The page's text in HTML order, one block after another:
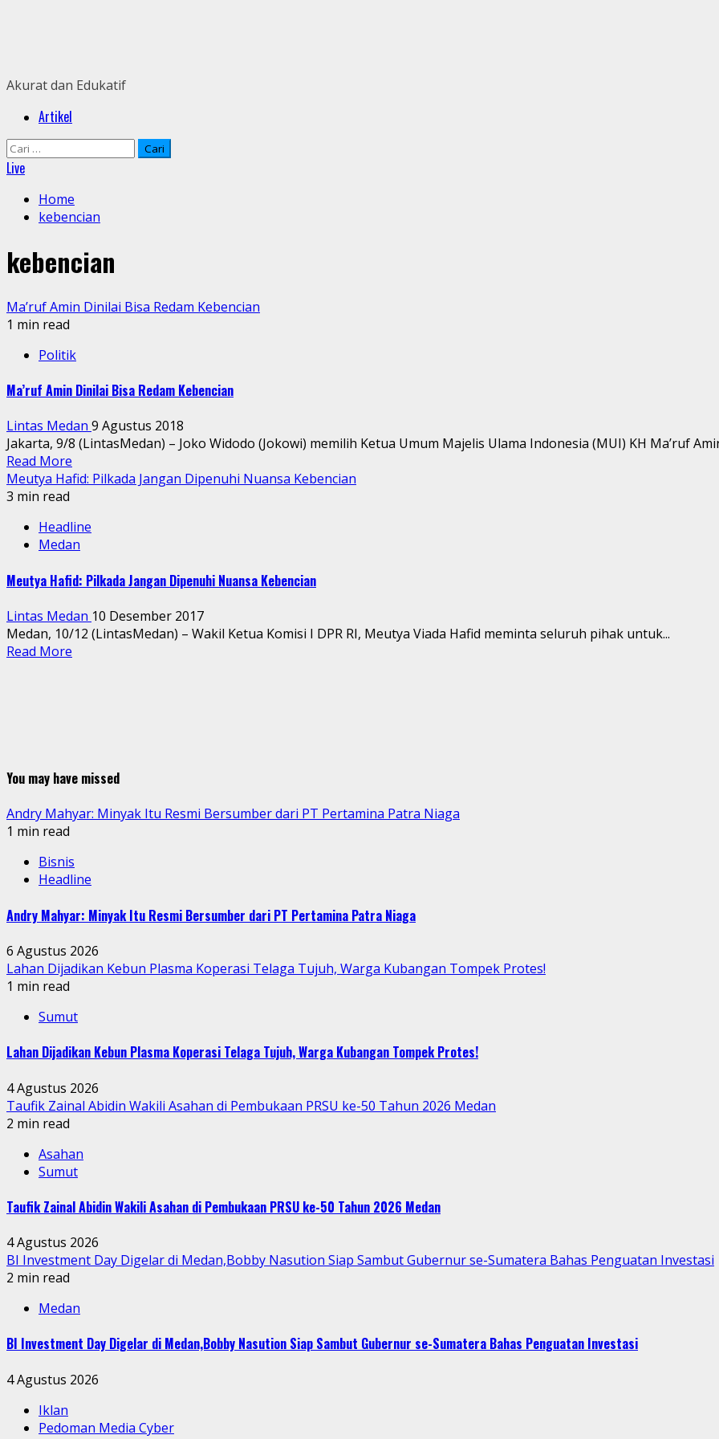
Akurat dan Edukatif
PrimaryArtikel
Cari
untuk:
Live
Home
kebencian
kebencian
Ma’ruf Amin Dinilai Bisa Redam Kebencian
1 min read
Politik
Ma’ruf Amin Dinilai Bisa Redam Kebencian
Lintas Medan 9 Agustus 2018
Jakarta, 9/8 (LintasMedan) – Joko Widodo (Jokowi) memilih Ketua Umum Majelis Ulama Indonesia (MUI) KH Ma’ruf
Read More
Meutya Hafid: Pilkada Jangan Dipenuhi Nuansa Kebencian
3 min read
Headline
Medan
Meutya Hafid: Pilkada Jangan Dipenuhi Nuansa Kebencian
Lintas Medan 10 Desember 2017
Medan, 10/12 (LintasMedan) – Wakil Ketua Komisi I DPR RI, Meutya Viada Hafid meminta seluruh pihak untuk...
Read More
You may have missed
Andry Mahyar: Minyak Itu Resmi Bersumber dari PT Pertamina Patra Niaga
1 min read
Bisnis
Headline
Andry Mahyar: Minyak Itu Resmi Bersumber dari PT Pertamina Patra Niaga
6 Agustus 2026
Lahan Dijadikan Kebun Plasma Koperasi Telaga Tujuh, Warga Kubangan Tompek Protes!
1 min read
Sumut
Lahan Dijadikan Kebun Plasma Koperasi Telaga Tujuh, Warga Kubangan Tompek Protes!
4 Agustus 2026
Taufik Zainal Abidin Wakili Asahan di Pembukaan PRSU ke-50 Tahun 2026 Medan
2 min read
Asahan
Sumut
Taufik Zainal Abidin Wakili Asahan di Pembukaan PRSU ke-50 Tahun 2026 Medan
4 Agustus 2026
BI Investment Day Digelar di Medan,Bobby Nasution Siap Sambut Gubernur se-Sumatera Bahas Penguatan Investasi
2 min read
Medan
BI Investment Day Digelar di Medan,Bobby Nasution Siap Sambut Gubernur se-Sumatera Bahas Penguatan Investasi
4 Agustus 2026
Iklan
Pedoman Media Cyber